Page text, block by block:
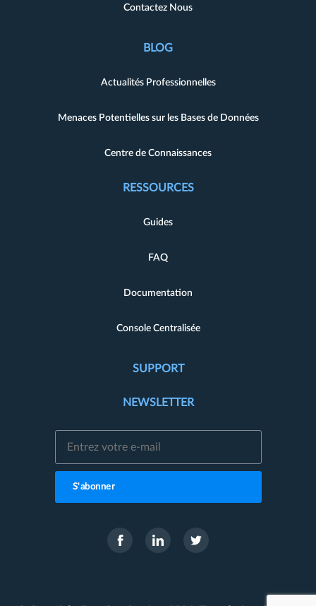
Contactez Nous
BLOG
Actualités Professionnelles
Menaces Potentielles sur les Bases de Données
Centre de Connaissances
RESSOURCES
Guides
FAQ
Documentation
Console Centralisée
SUPPORT
NEWSLETTER
S'abonner